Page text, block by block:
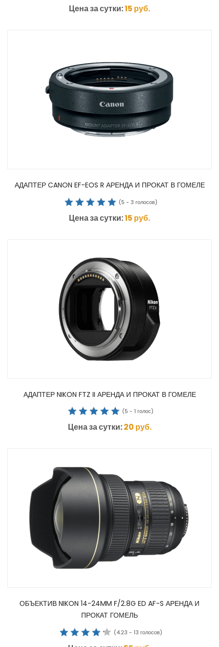
Цена за сутки:15 руб.
АДАПТЕР CANON EF-EOS R АРЕНДА И ПРОКАТ В ГОМЕЛЕ
(5 - 3 голосов)
Цена за сутки:15 руб.
АДАПТЕР NIKON FTZ II АРЕНДА И ПРОКАТ В ГОМЕЛЕ
(5 - 1 голос)
Цена за сутки:20 руб.
ОБЪЕКТИВ NIKON 14-24MM F/2.8G ED AF-S АРЕНДА И
ПРОКАТ ГОМЕЛЬ
(4.23 - 13 голосов)